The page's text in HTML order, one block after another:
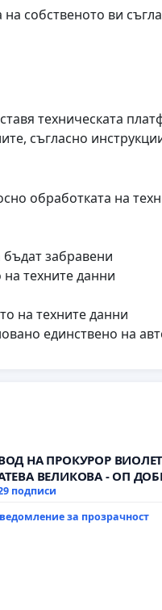
собственото ви
техническата
съгласно
обработката на
забравени
техните данни
на техните данни
единствено на
НА ПРОКУРОР
ВЕЛИКОВА - ОП
подписи
за прозрачност